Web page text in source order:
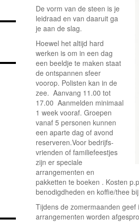
De vorm van de steen is je
leidraad en van daaruit ga
je aan de slag.
Hoewel het altijd hard
werken is om in een dag
een beeldje te maken staat
de ontspannen sfeer
voorop. Polisten kan in de
zee. Aanvang 11.00 tot
17.00 Aanmelden minimaal
1 week vooraf. Groepen
vanaf 5 personen kunnen
een aparte dag of avond
reserveren.Voor bedrijfs-
vrienden of familiefeestjes
zijn er speciale
arrangementen en
pakketten te boeken . Kosten
benodigdheden en koffie/thee
Tijdens de zomermaanden
arrangementen worden